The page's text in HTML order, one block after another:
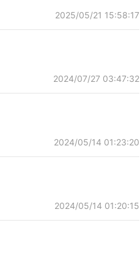
2025/05/21 15:58:17
2024/07/27 03:47:32
2024/05/14 01:23:20
2024/05/14 01:20:15